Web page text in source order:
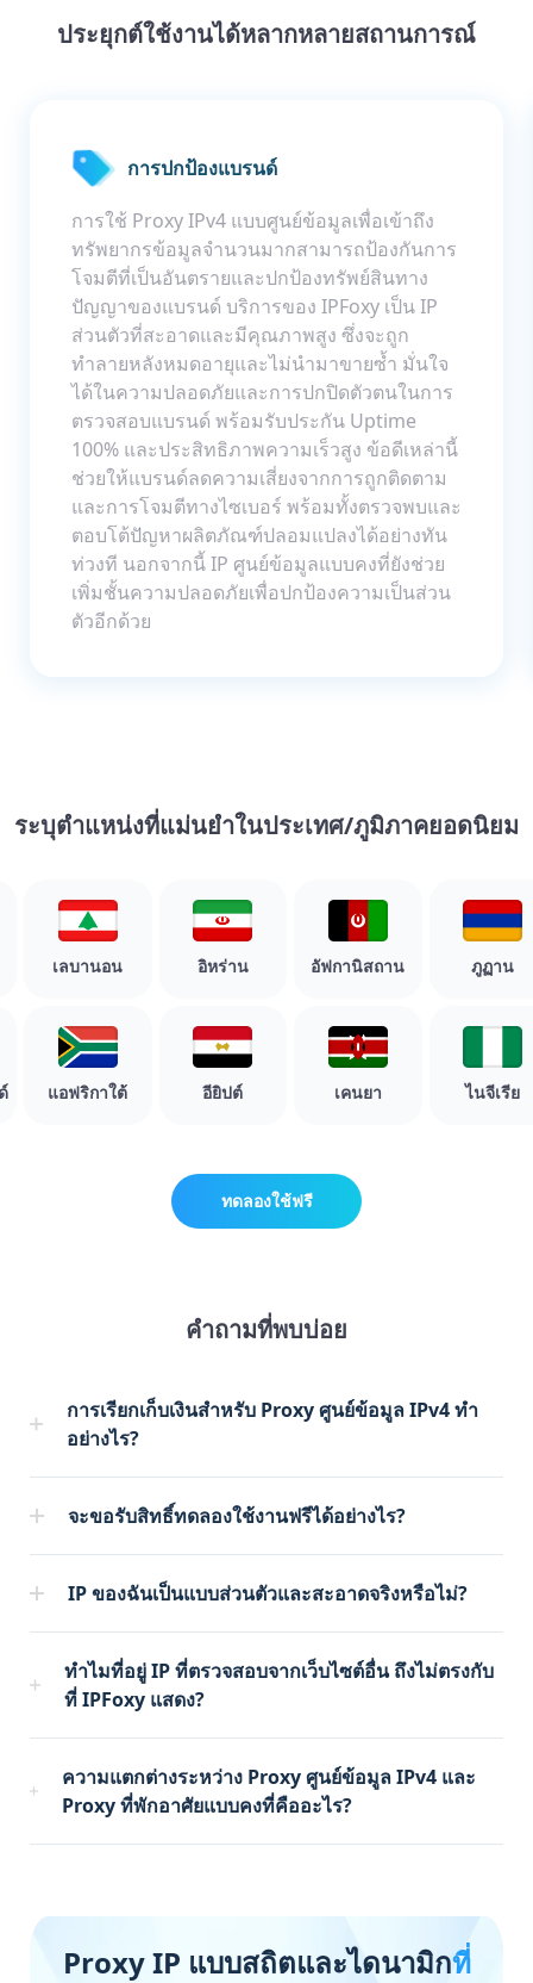
ประยุกต์ใช้งานได้หลากหลายสถานการณ์
การปกป้องแบรนด์
การใช้ Proxy IPv4 แบบศูนย์ข้อมูลเพื่อเข้าถึง
ทรัพยากรข้อมูลจำนวนมากสามารถป้องกันการ
โจมตีที่เป็นอันตรายและปกป้องทรัพย์สินทาง
ปัญญาของแบรนด์ บริการของ IPFoxy เป็น IP
ส่วนตัวที่สะอาดและมีคุณภาพสูง ซึ่งจะถูก
ทำลายหลังหมดอายุและไม่นำมาขายซ้ำ มั่นใจ
ได้ในความปลอดภัยและการปกปิดตัวตนในการ
ตรวจสอบแบรนด์ พร้อมรับประกัน Uptime
100% และประสิทธิภาพความเร็วสูง ข้อดีเหล่านี้
ช่วยให้แบรนด์ลดความเสี่ยงจากการถูกติดตาม
และการโจมตีทางไซเบอร์ พร้อมทั้งตรวจพบและ
ตอบโต้ปัญหาผลิตภัณฑ์ปลอมแปลงได้อย่างทัน
ท่วงที นอกจากนี้ IP ศูนย์ข้อมูลแบบคงที่ยังช่วย
เพิ่มชั้นความปลอดภัยเพื่อปกป้องความเป็นส่วน
ตัวอีกด้วย
ระบุตำแหน่งที่แม่นยำในประเทศ/ภูมิภาคยอดนิยม
เลบานอน อิหร่าน อัฟกานิสถาน ภูฏาน
แอฟริกาใต้ อียิปต์ เคนยา ไนจีเรีย
ทดลองใช้ฟรี
คำถามที่พบบ่อย
การเรียกเก็บเงินสำหรับ Proxy ศูนย์ข้อมูล IPv4 ทำ
อย่างไร?
จะขอรับสิทธิ์ทดลองใช้งานฟรีได้อย่างไร?
IP ของฉันเป็นแบบส่วนตัวและสะอาดจริงหรือไม่?
ทำไมที่อยู่ IP ที่ตรวจสอบจากเว็บไซต์อื่น ถึงไม่ตรงกับ
ที่ IPFoxy แสดง?
ความแตกต่างระหว่าง Proxy ศูนย์ข้อมูล IPv4 และ
Proxy ที่พักอาศัยแบบคงที่คืออะไร?
Proxy IP แบบสถิตและไดนามิกที่